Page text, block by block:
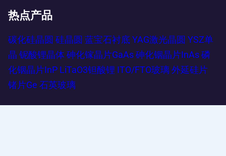
热点产品
碳化硅晶圆 硅晶圆 蓝宝石衬底 YAG激光晶圆 YSZ单
晶 铌酸锂晶体 砷化镓晶片GaAs 砷化铟晶片InAs 磷
化铟晶片InP LiTaO3钽酸锂 ITO/FTO玻璃 外延硅片
锗片Ge 石英玻璃